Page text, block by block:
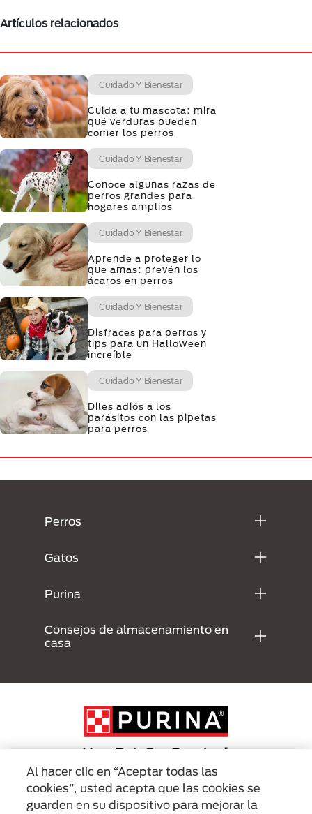
Artículos relacionados
Cuidado Y Bienestar
Cuida a tu mascota: mira
qué verduras pueden
comer los perros
Cuidado Y Bienestar
Conoce algunas razas de
perros grandes para
hogares amplios
Cuidado Y Bienestar
Aprende a proteger lo
que amas: prevén los
ácaros en perros
Cuidado Y Bienestar
Disfraces para perros y
tips para un Halloween
increíble
Cuidado Y Bienestar
Diles adiós a los
parásitos con las pipetas
para perros
Perros
Gatos
Purina
Consejos de almacenamiento en
casa
Menu Footer Secundario Purina
Al hacer clic en “Aceptar todas las
cookies”, usted acepta que las cookies se
guarden en su dispositivo para mejorar la